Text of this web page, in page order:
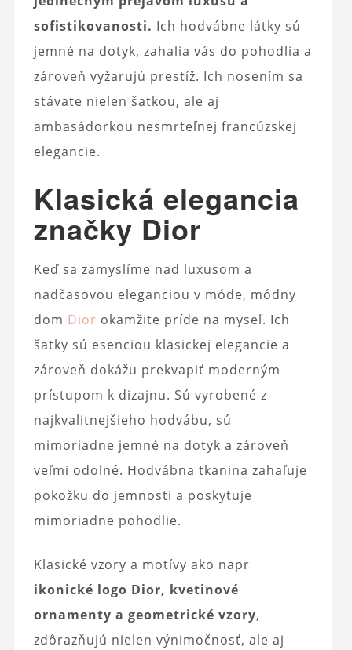
sofistikovanosti. Ich hodvábne látky sú
jemné na dotyk, zahalia vás do pohodlia a
zároveň vyžarujú prestíž. Ich nosením sa
stávate nielen šatkou, ale aj
ambasádorkou nesmrteľnej francúzskej
elegancie.
Klasická elegancia
značky Dior
Keď sa zamyslíme nad luxusom a
nadčasovou eleganciou v móde, módny
dom Dior okamžite príde na myseľ. Ich
šatky sú esenciou klasickej elegancie a
zároveň dokážu prekvapiť moderným
prístupom k dizajnu. Sú vyrobené z
najkvalitnejšieho hodvábu, sú
mimoriadne jemné na dotyk a zároveň
veľmi odolné. Hodvábna tkanina zahaľuje
pokožku do jemnosti a poskytuje
mimoriadne pohodlie.
Klasické vzory a motívy ako napr
ikonické logo Dior, kvetinové
ornamenty a geometrické vzory,
zdôrazňujú nielen výnimočnosť, ale aj